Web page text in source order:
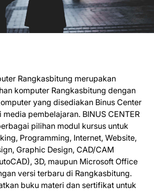
Rangkasbitung merupakan
komputer Rangkasbitung dengan
yang disediakan Binus Center
media pembelajaran. BINUS CENTER
pilihan modul kursus untuk
Programming, Internet, Website,
Graphic Design, CAD/CAM
3D, maupun Microsoft Office
versi terbaru di Rangkasbitung.
buku materi dan sertifikat untuk